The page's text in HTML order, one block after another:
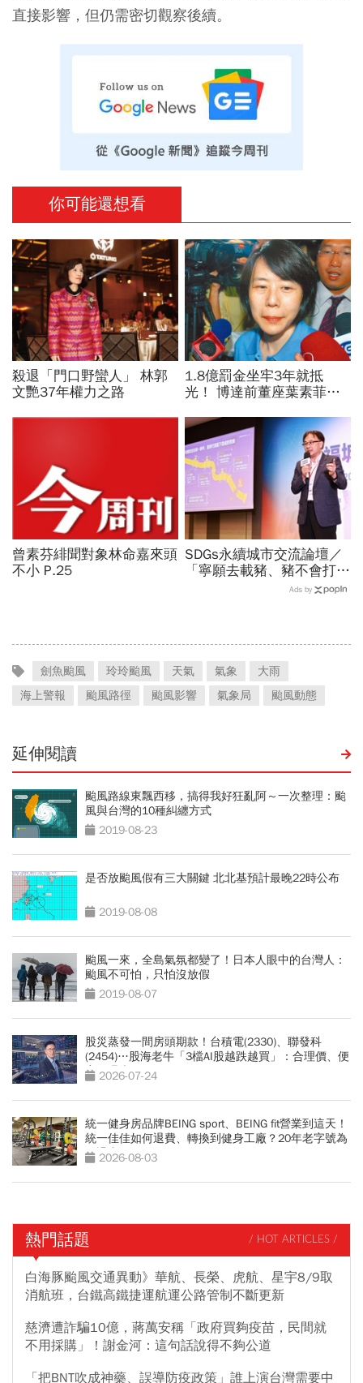
直接影響，但仍需密切觀察後續。
你可能還想看
殺退「門口野蠻人」 林郭
文艷37年權力之路
1.8億罰金坐牢3年就抵
光！ 博達前董座葉素菲今
曾素芬緋聞對象林命嘉來頭
不小 P.25
SDGs永續城市交流論壇／
「寧願去載豬、豬不會打
1999」翻轉客運司機荒！
Ads by
劍魚颱風 玲玲颱風 天氣 氣象
大雨
海上警報
颱風路徑 颱風影響 氣象局 颱風動態
延伸閱讀
颱風路線東飄西移，搞得我好狂亂阿～一次整理：颱
風與台灣的10種糾纏方式
2019-08-23
是否放颱風假有三大關鍵 北北基預計最晚22時公布
2019-08-08
颱風一來，全島氣氛都變了！日本人眼中的台灣人：
颱風不可怕，只怕沒放假
2019-08-07
股災蒸發一間房頭期款！台積電(2330)、聯發科
(2454)…股海老牛「3檔AI股越跌越買」：合理價、便
宜價曝光
2026-07-24
統一健身房品牌BEING sport、BEING fit營業到這天！
統一佳佳如何退費、轉換到健身工廠？20年老字號為
何退出
2026-08-03
熱門話題 / HOT ARTICLES /
白海豚颱風交通異動》華航、長榮、虎航、星宇8/9取
消航班，台鐵高鐵捷運航運公路管制不斷更新
慈濟遭詐騙10億，蔣萬安稱「政府買夠疫苗，民間就
不用採購」！謝金河：這句話說得不夠公道
「把BNT吹成神藥、誤導防疫政策」誰上演台灣需要中